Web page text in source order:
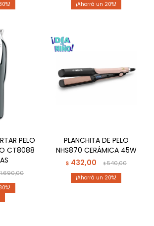
20
PELO
CT8088
1.690,00
PLANCHITA DE PELO
NHS870 CERÁMICA 45W
$ 432,00 $540,00
20